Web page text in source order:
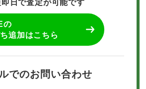
日で査定が可能です
の
追加はこちら
でのお問い合わせ